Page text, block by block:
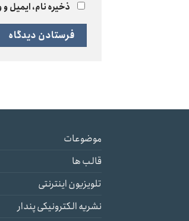
ذخیره نام، ایمیل
موضوعات
قالب ها
تلویزیون اینترنتی
نشریه الکترونیکی پندار